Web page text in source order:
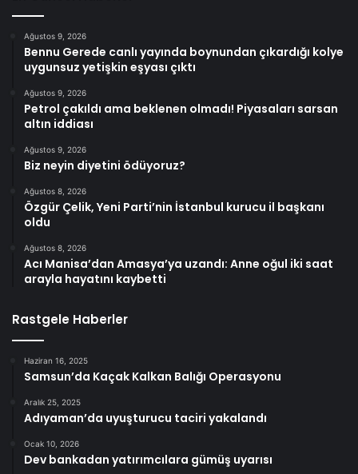
Ağustos 9, 2026
Bennu Gerede canlı yayında boynundan çıkardığı kolye
uygunsuz yetişkin eşyası çıktı
Ağustos 9, 2026
Petrol çakıldı ama beklenen olmadı! Piyasaları sarsan
altın iddiası
Ağustos 9, 2026
Biz neyin diyetini ödüyoruz?
Ağustos 8, 2026
Özgür Çelik, Yeni Parti’nin İstanbul kurucu il başkanı
oldu
Ağustos 8, 2026
Acı Manisa’dan Amasya’ya uzandı: Anne oğul iki saat
arayla hayatını kaybetti
Rastgele Haberler
Haziran 16, 2025
Samsun’da Kaçak Kalkan Balığı Operasyonu
Aralık 25, 2025
Adıyaman’da uyuşturucu taciri yakalandı
Ocak 10, 2026
Dev bankadan yatırımcılara gümüş uyarısı